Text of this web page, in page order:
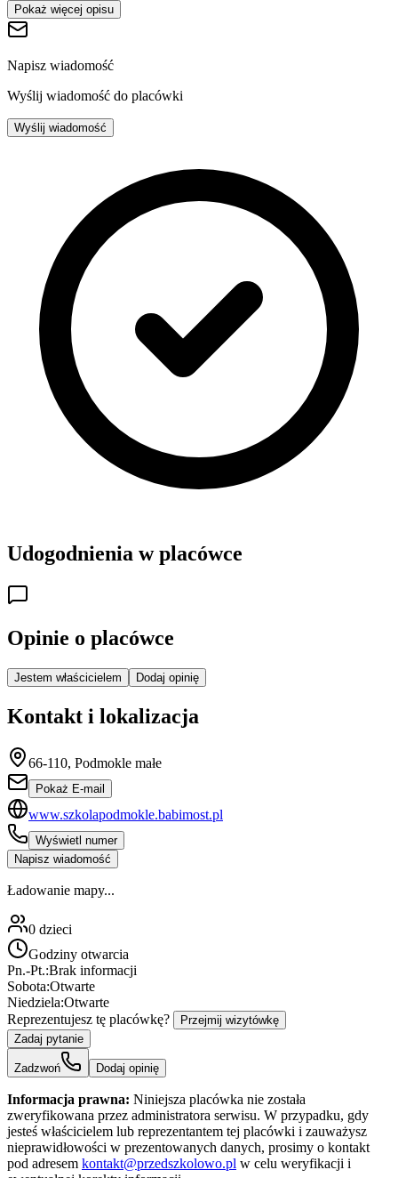
Pokaż więcej opisu
Napisz wiadomość
Wyślij wiadomość do placówki
Wyślij wiadomość
Udogodnienia w placówce
Opinie o placówce
Jestem właścicielem Dodaj opinię
Kontakt i lokalizacja
66-110, Podmokle małe
Pokaż E-mail
www.szkolapodmokle.babimost.pl
Wyświetl numer
Napisz wiadomość
Ładowanie mapy...
0 dzieci
Godziny otwarcia
Pn.-Pt.:Brak informacji
Sobota:Otwarte
Niedziela:Otwarte
Reprezentujesz tę placówkę?
Przejmij wizytówkę
Zadaj pytanie
Zadzwoń Dodaj opinię
Informacja prawna: Niniejsza placówka nie została
zweryfikowana przez administratora serwisu. W przypadku, gdy
jesteś właścicielem lub reprezentantem tej placówki i zauważysz
nieprawidłowości w prezentowanych danych, prosimy o kontakt
pod adresem kontakt@przedszkolowo.pl w celu weryfikacji i